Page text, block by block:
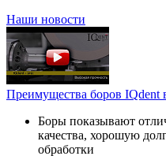
Наши новости
Преимущества боров IQdent
Боры показывают
качества, хорошую
обработки